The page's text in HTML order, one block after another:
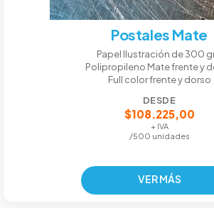
Postales Mate
Papel Ilustración de 300
Polipropileno Mate frente y
Full color frente y dorso
DESDE
$108.225,00
+ IVA
/500 unidades
VER MÁS